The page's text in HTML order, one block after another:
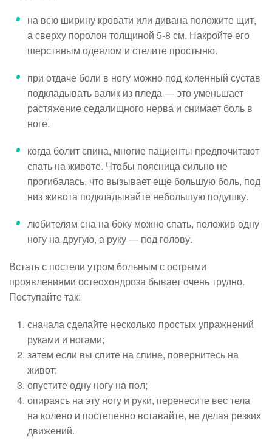
на всю ширину кровати или дивана положите щит,
а сверху поролон толщиной 5-8 см. Накройте его
шерстяным одеялом и стелите простыню.
при отдаче боли в ногу можно под коленный сустав
подкладывать валик из пледа — это уменьшает
растяжение седалищного нерва и снимает боль в
ноге.
когда болит спина, многие пациенты предпочитают
спать на животе. Чтобы поясница сильно не
прогибалась, что вызывает еще большую боль, под
низ живота подкладывайте небольшую подушку.
любителям сна на боку можно спать, положив одну
ногу на другую, а руку — под голову.
Встать с постели утром больным с острыми
проявлениями остеохондроза бывает очень трудно.
Поступайте так:
сначала сделайте несколько простых упражнений
руками и ногами;
затем если вы спите на спине, повернитесь на
живот;
опустите одну ногу на пол;
опираясь на эту ногу и руки, перенесите вес тела
на колено и постепенно вставайте, не делая резких
движений.